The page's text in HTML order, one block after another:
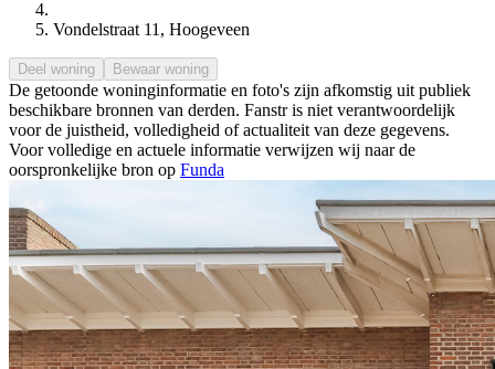
Vondelstraat 11, Hoogeveen
Deel woning Bewaar woning
De getoonde woninginformatie en foto's zijn afkomstig uit publiek
beschikbare bronnen van derden. Fanstr is niet verantwoordelijk
voor de juistheid, volledigheid of actualiteit van deze gegevens.
Voor volledige en actuele informatie verwijzen wij naar de
oorspronkelijke bron op Funda